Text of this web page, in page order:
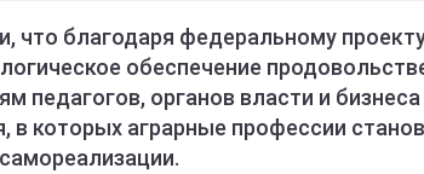
что благодаря федеральному
обеспечение
педагогов, органов власти и
в которых аграрные профессии